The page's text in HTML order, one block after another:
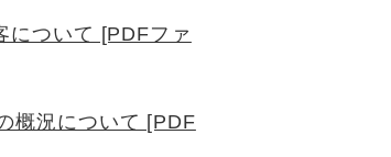
ついて [PDFファ
概況について [PDF